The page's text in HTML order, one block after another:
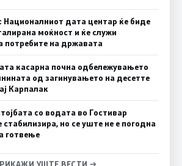
Националниот дата центар ќе биде
моќност и ќе служи
потребите на државата
касарна почна одбележувањето
од загинувањето на десетте
Карпалак
со водата во Гостивар
стабилизира, но се уште не е погодна
готвење